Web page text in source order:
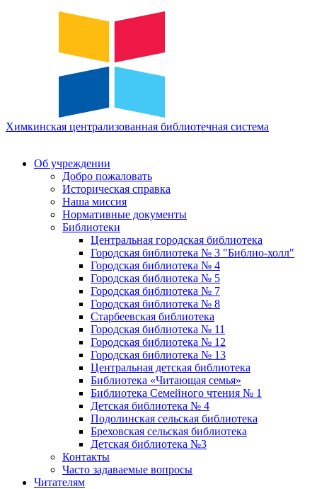
Химкинская централизованная библиотечная система
Об учреждении
Добро пожаловать
Историческая справка
Наша миссия
Нормативные документы
Библиотеки
Центральная городская библиотека
Городская библиотека № 3 "Библио-холл"
Городская библиотека № 4
Городская библиотека № 5
Городская библиотека № 7
Городская библиотека № 8
Старбеевская библиотека
Городская библиотека № 11
Городская библиотека № 12
Городская библиотека № 13
Центральная детская библиотека
Библиотека «Читающая семья»
Библиотека Семейного чтения № 1
Детская библиотека № 4
Подолинская сельская библиотека
Бреховская сельская библиотека
Детская библиотека №3
Контакты
Часто задаваемые вопросы
Читателям